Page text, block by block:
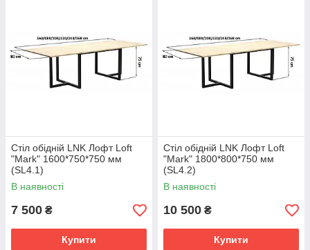
Стіл обідній LNK Лофт Loft
"Mark" 1600*750*750 мм
(SL4.1)
В наявності
7 500 ₴
Купити
Стіл обідній LNK Лофт Loft
"Mark" 1800*800*750 мм
(SL4.2)
В наявності
10 500 ₴
Купити